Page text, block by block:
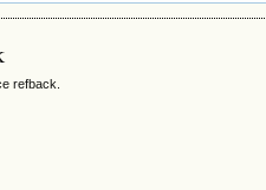
refback.